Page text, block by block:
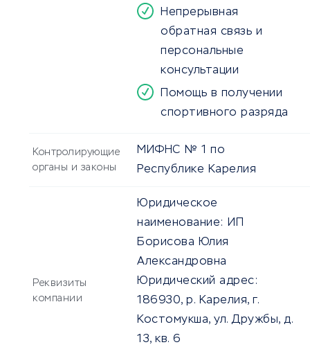
Непрерывная
обратная связь и
персональные
консультации
Помощь в получении
спортивного разряда
Контролирующие
органы и законы
МИФНС № 1 по
Республике Карелия
Реквизиты
компании
Юридическое
наименование: ИП
Борисова Юлия
Александровна
Юридический адрес:
186930, р. Карелия, г.
Костомукша, ул. Дружбы, д.
13, кв. 6